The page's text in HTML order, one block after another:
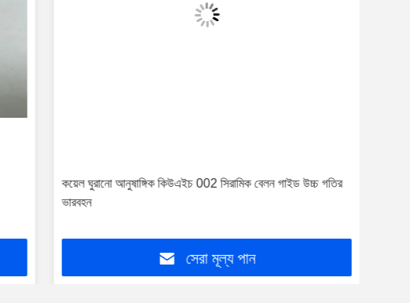
কয়েল ঘুরানো আনুষাঙ্গিক কিউএইচ 002 সিরামিক বেলন গাইড উচ্চ গতির
ভারবহন
সেরা মূল্য পান